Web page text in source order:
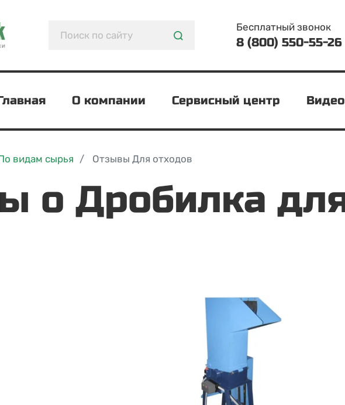
Бесплатный звонок
8 (800) 550-55-26
О компании Сервисный центр Видео
видам сырья Отзывы Для отходов
о Дробилка